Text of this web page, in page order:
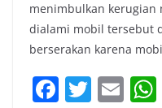
menimbulkan kerugian
dialami mobil tersebut
berserakan karena
F T E